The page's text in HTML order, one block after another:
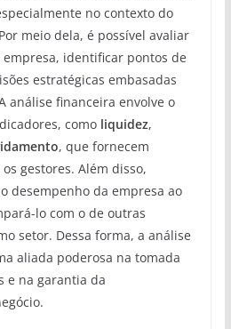
no contexto do
meio dela, é possível avaliar
identificar pontos de
estratégicas embasadas
análise financeira envolve o
como liquidez,
, que fornecem
gestores. Além disso,
desempenho da empresa ao
lo com o de outras
setor. Dessa forma, a análise
aliada poderosa na tomada
e na garantia da